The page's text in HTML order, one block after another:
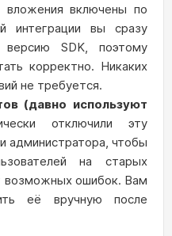
включены по
интеграции вы сразу
SDK, поэтому
корректно. Никаких
не требуется.
(давно используют
отключили эту
администратора, чтобы
на старых
возможных ошибок. Вам
её вручную после